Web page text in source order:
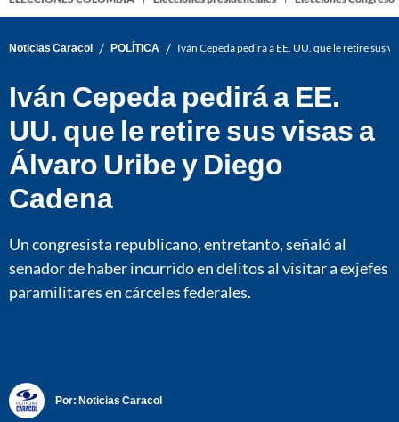
Noticias Caracol / POLÍTICA / Iván Cepeda pedirá a EE. UU. que le retire sus
Iván Cepeda pedirá a EE.
UU. que le retire sus visas a
Álvaro Uribe y Diego
Cadena
Un congresista republicano, entretanto, señaló al
senador de haber incurrido en delitos al visitar a exjefes
paramilitares en cárceles federales.
Por: Noticias Caracol